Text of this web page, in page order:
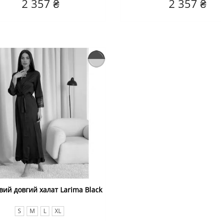
2 357 ₴ 2 357 ₴
довгий халат Larima Black
S M L
XL